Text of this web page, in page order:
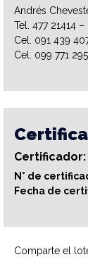
Andrés
Tel. 477 21414
Cel. 091 439
Cel. 099 771
Certificador:
N° de
Fecha de
Comparte el